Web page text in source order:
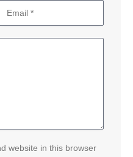
website in this browser